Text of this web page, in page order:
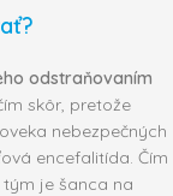
odstraňovaním
skôr, pretože
nebezpečných
encefalitída. Čím
je šanca na